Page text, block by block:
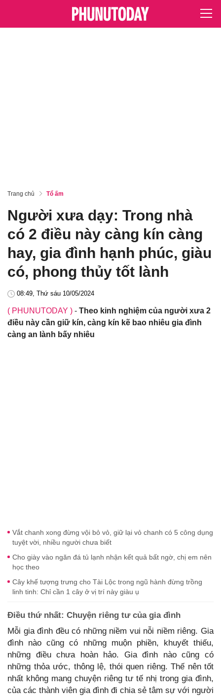
Trang chủ Tổ ấm
Người xưa dạy: Trong nhà
có 2 điều này càng kín càng
hay, gia đình hạnh phúc, giàu
có, phong thủy tốt lành
08:49, Thứ sáu 10/05/2024
( PHUNUTODAY ) - Theo kinh nghiệm của người xưa 2
điều này cần giữ kín, càng kín kẽ bao nhiêu gia đình
càng an lành bấy nhiêu
Vắt chanh xong đừng vội bỏ vỏ, giữ lại vỏ chanh có 5 công dụng
tuyệt vời, nhiều người chưa biết
Cho giày vào ngăn đá tủ lạnh nhận kết quả bất ngờ, chị em nên
học theo
Cây khế tượng trưng cho Tài Lộc trong ngũ hành đừng trồng
linh tinh: Chỉ cần 1 cây ở vị trí này giàu ụ
Điều thứ nhất: Chuyện riêng tư của gia đình
Mỗi gia đình đều có những niềm vui nỗi niềm riêng. Gia
đình nào cũng có những muộn phiền, khuyết thiếu,
những điều chưa hoàn hảo. Gia đình nào cũng có
những thỏa ước, thông lệ, thói quen riêng. Thế nên tốt
nhất không mang chuyện riêng tư tế nhị trong gia đình,
của các thành viên gia đình đi chia sẻ tâm sự với người